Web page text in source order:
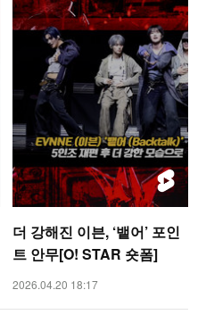
더 강해진 이븐, ‘뱉어’ 포인
트 안무[O! STAR 숏폼]
2026.04.20 18:17